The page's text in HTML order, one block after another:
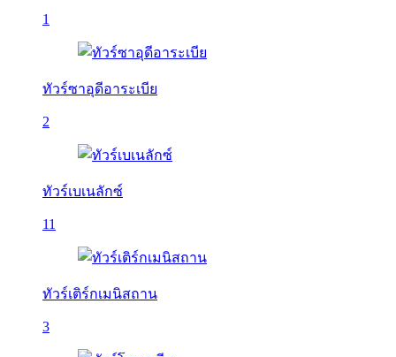
1
ทัวร์ซาอุดีอาระเบีย
2
ทัวร์เบเนลักซ์
11
ทัวร์เติร์กเมนิสถาน
3